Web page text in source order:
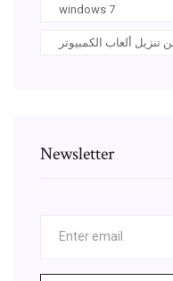
windows 7
Newsletter